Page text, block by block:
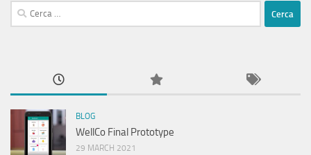
Ricerca
per:
BLOG
WellCo Final Prototype
29 MARCH 2021